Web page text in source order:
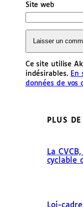
Site web
Ce site utilise
indésirables. En
données de vos
PLUS
La
cyclable